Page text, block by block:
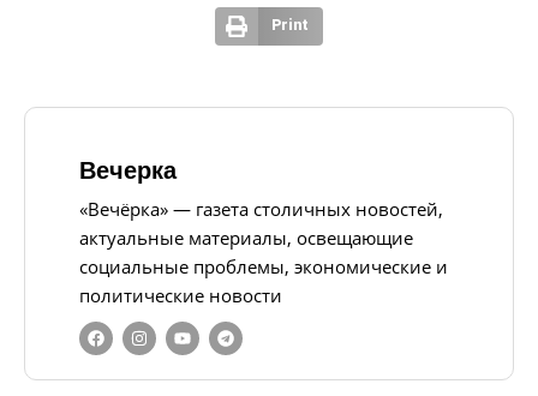
Print
Вечерка
«Вечёрка» — газета столичных новостей,
актуальные материалы, освещающие
социальные проблемы, экономические и
политические новости